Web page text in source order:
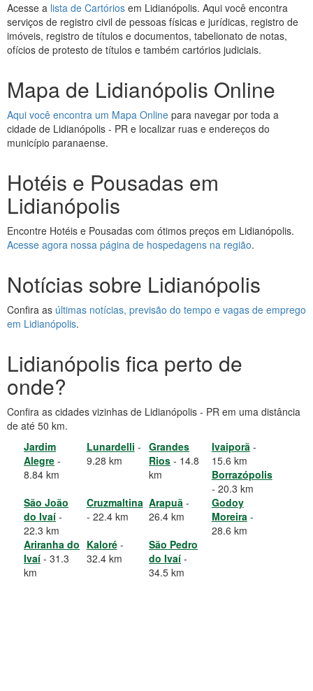
Acesse a lista de Cartórios em Lidianópolis. Aqui você encontra
serviços de registro civil de pessoas físicas e jurídicas, registro de
imóveis, registro de títulos e documentos, tabelionato de notas,
ofícios de protesto de títulos e também cartórios judiciais.
Mapa de Lidianópolis Online
Aqui você encontra um Mapa Online para navegar por toda a
cidade de Lidianópolis - PR e localizar ruas e endereços do
município paranaense.
Hotéis e Pousadas em
Lidianópolis
Encontre Hotéis e Pousadas com ótimos preços em Lidianópolis.
Acesse agora nossa página de hospedagens na região.
Notícias sobre Lidianópolis
Confira as últimas notícias, previsão do tempo e vagas de emprego
em Lidianópolis.
Lidianópolis fica perto de
onde?
Confira as cidades vizinhas de Lidianópolis - PR em uma distância
de até 50 km.
Jardim
Alegre -
8.84 km
Lunardelli -
9.28 km
Grandes
Rios - 14.8
km
Ivaiporã-
15.6 km
Borrazópolis
- 20.3 km
São João
do Ivaí -
22.3 km
Cruzmaltina
- 22.4 km
Arapuã -
26.4 km
Godoy
Moreira-
28.6 km
Ariranha do
Ivaí - 31.3
km
Kaloré-
32.4 km
São Pedro
do Ivaí -
34.5 km